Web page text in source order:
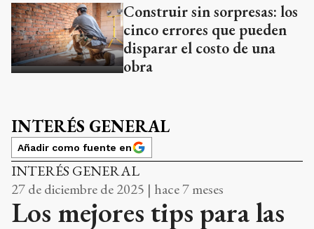
Construir sin sorpresas: los
cinco errores que pueden
disparar el costo de una
obra
INTERÉS GENERAL
Añadir como fuente en
INTERÉS GENERAL
27 de diciembre de 2025 | hace 7 meses
Los mejores tips para las